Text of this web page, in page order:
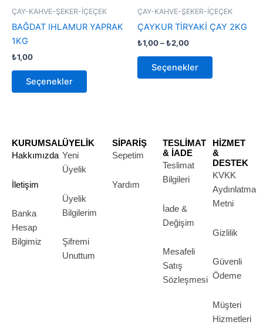
ÇAY-KAHVE-ŞEKER-İÇEÇEK
BAĞDAT IHLAMUR YAPRAK
1KG
₺1,00
Seçenekler
birden
sayfasından
ÇAY-KAHVE-ŞEKER-İÇEÇEK
ÇAYKUR TİRYAKİ ÇAY 2KG
₺1,00–₺2,00
₺2,00
Seçenekler
birden
varyasyonu
ürün
KURUMSAL
Hakkımızda
İletişim
Banka
Hesap
Bilgimiz
ÜYELİK
Yeni
Üyelik
Üyelik
Bilgilerim
Şifremi
Unuttum
SİPARİŞ
Sepetim
Yardım
TESLİMAT
& İADE
Teslimat
Bilgileri
İade &
Değişim
Mesafeli
Satış
Sözleşmesi
HİZMET
&
DESTEK
KVKK
Aydınlatma
Metni
Gizlilik
Güvenli
Ödeme
Müşteri
Hizmetleri